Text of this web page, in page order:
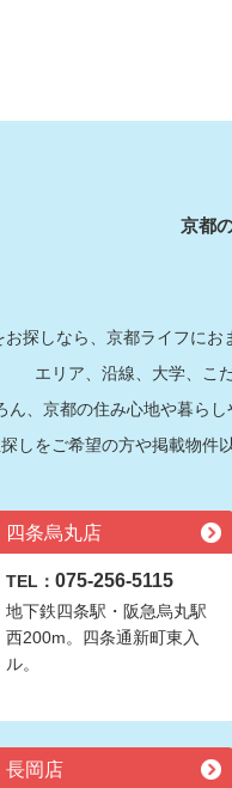
京都
お探しなら、京都ライフに
エリア、沿線、大学、こ
ん、京都の住み心地や暮ら
しをご希望の方や掲載物件
四条烏丸店
TEL： 075-256-5115
地下鉄四条駅・阪急烏丸駅
西200m。四条通新町東入
ル。
長岡店